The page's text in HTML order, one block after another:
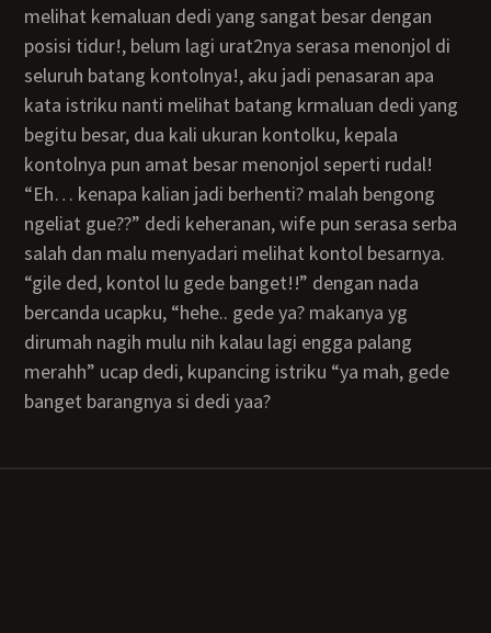
melihat kemaluan dedi yang sangat besar dengan
posisi tidur!, belum lagi urat2nya serasa menonjol di
seluruh batang kontolnya!, aku jadi penasaran apa
kata istriku nanti melihat batang krmaluan dedi yang
begitu besar, dua kali ukuran kontolku, kepala
kontolnya pun amat besar menonjol seperti rudal!
“eh… kenapa kalian jadi berhenti? malah bengong
ngeliat gue??” dedi keheranan, wife pun serasa serba
salah dan malu menyadari melihat kontol besarnya.
“gile ded, kontol lu gede banget!!” dengan nada
bercanda ucapku, “hehe.. gede ya? makanya yg
dirumah nagih mulu nih kalau lagi engga palang
merahh” ucap dedi, kupancing istriku “ya mah, gede
banget barangnya si dedi yaa?